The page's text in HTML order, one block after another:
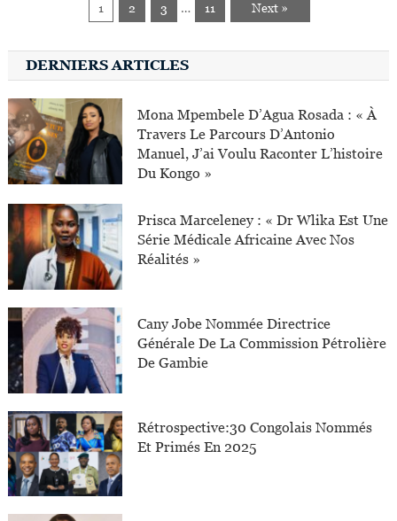
1 2 3 … 11 Next »
DERNIERS ARTICLES
Mona Mpembele D’Agua Rosada : « À
Travers Le Parcours D’Antonio
Manuel, J’ai Voulu Raconter L’histoire
Du Kongo »
Prisca Marceleney : « Dr Wlika Est Une
Série Médicale Africaine Avec Nos
Réalités »
Cany Jobe Nommée Directrice
Générale De La Commission Pétrolière
De Gambie
Rétrospective:30 Congolais Nommés
Et Primés En 2025